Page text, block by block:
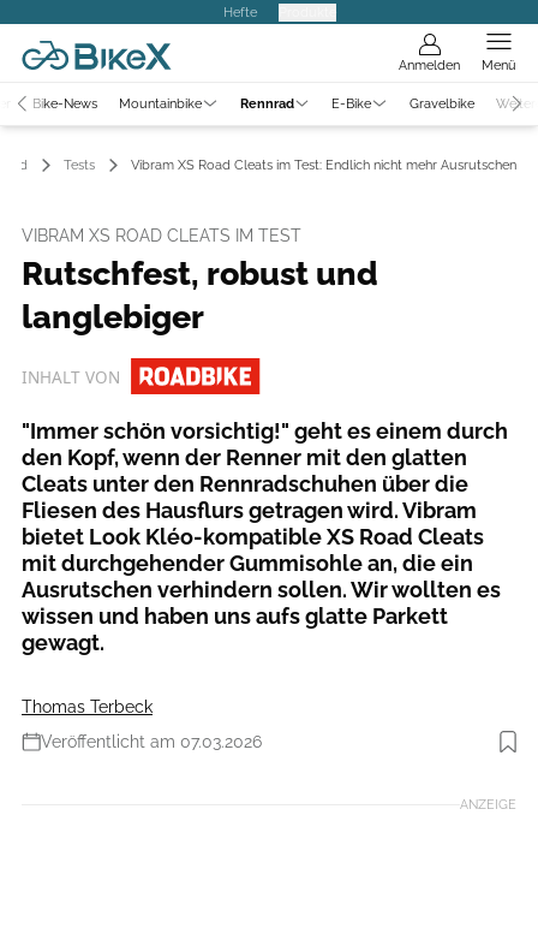
Hefte
Anmelden Menü
Bike-News Mountainbike Rennrad E-Bike Gravelbike
Tests Vibram XS Road Cleats im Test: Endlich nicht mehr Ausrutschen
VIBRAM XS ROAD CLEATS IM TEST
Rutschfest, robust und
langlebiger
INHALT VON
"Immer schön vorsichtig!" geht es einem durch
den Kopf, wenn der Renner mit den glatten
Cleats unter den Rennradschuhen über die
Fliesen des Hausflurs getragen wird. Vibram
bietet Look Kléo-kompatible XS Road Cleats
mit durchgehender Gummisohle an, die ein
Ausrutschen verhindern sollen. Wir wollten es
wissen und haben uns aufs glatte Parkett
gewagt.
Thomas Terbeck
Veröffentlicht am 07.03.2026
Foto: Thomas Terbeck
ANZEIGE